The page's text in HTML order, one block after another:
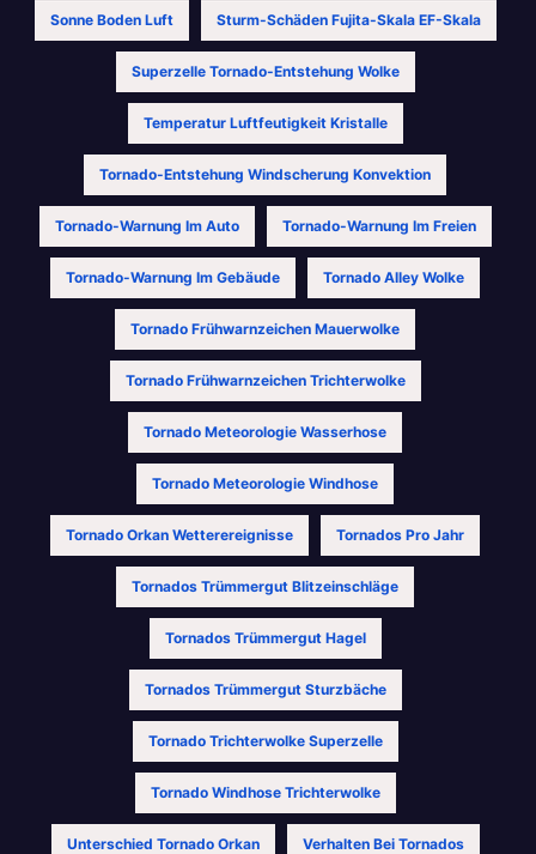
Sonne Boden Luft Sturm-Schäden Fujita-Skala EF-Skala
Superzelle Tornado-Entstehung Wolke
Temperatur Luftfeutigkeit Kristalle
Tornado-Entstehung Windscherung Konvektion
Tornado-Warnung Im Auto Tornado-Warnung Im Freien
Tornado-Warnung Im Gebäude Tornado Alley Wolke
Tornado Frühwarnzeichen Mauerwolke
Tornado Frühwarnzeichen Trichterwolke
Tornado Meteorologie Wasserhose
Tornado Meteorologie Windhose
Tornado Orkan Wetterereignisse Tornados Pro Jahr
Tornados Trümmergut Blitzeinschläge
Tornados Trümmergut Hagel
Tornados Trümmergut Sturzbäche
Tornado Trichterwolke Superzelle
Tornado Windhose Trichterwolke
Unterschied Tornado Orkan Verhalten Bei Tornados